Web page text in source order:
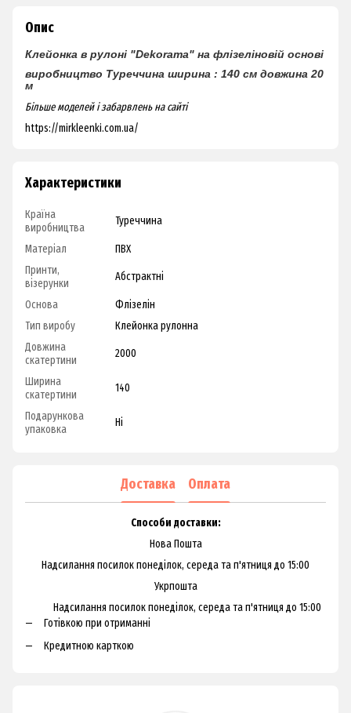
Опис
Клейонка в рулоні "Dekorama" на флізеліновій основі
виробництво Туреччина ширина : 140 см довжина 20
м
Більше моделей і забарвлень на сайті
https://mirkleenki.com.ua/
Характеристики
Країна
виробництва
Туреччина
Матеріал
ПВХ
Принти,
візерунки
Абстрактні
Основа
Флізелін
Тип виробу
Клейонка рулонна
Довжина
скатертини
2000
Ширина
скатертини
140
Подарункова
упаковка
Ні
Доставка Оплата
Способи доставки:
Нова Пошта
Надсилання посилок понеділок, середа та п'ятниця до 15:00
Укрпошта
Надсилання посилок понеділок, середа та п'ятниця до 15:00
Готівкою при отриманні
Кредитною карткою